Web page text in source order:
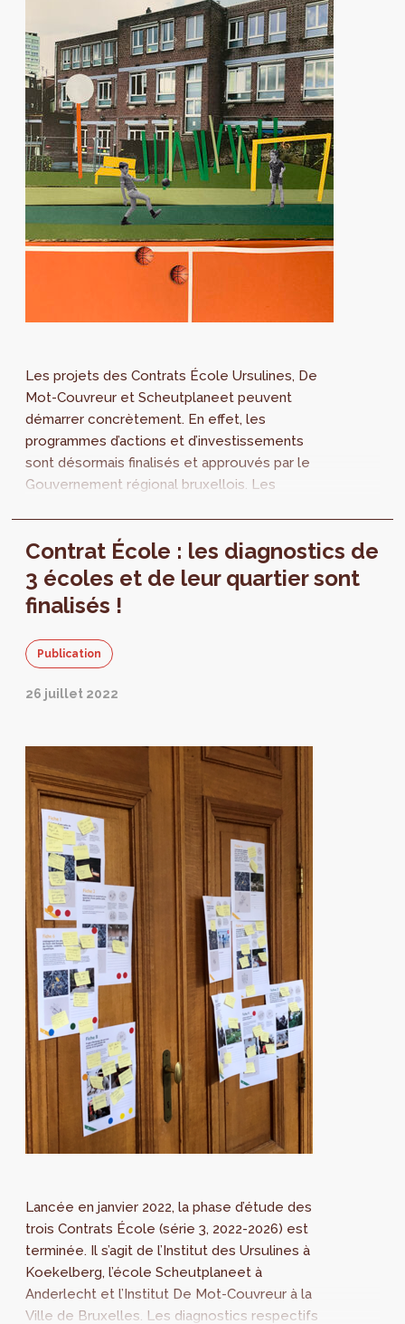
Les projets des Contrats École Ursulines, De
Mot-Couvreur et Scheutplaneet peuvent
démarrer concrètement. En effet, les
programmes d’actions et d’investissements
sont désormais finalisés et approuvés par le
Gouvernement régional bruxellois. Les
quartier.
Contrat École : les diagnostics de
3 écoles et de leur quartier sont
finalisés !
Publication
26 juillet 2022
Lancée en janvier 2022, la phase d’étude des
trois Contrats École (série 3, 2022-2026) est
terminée. Il s’agit de l’Institut des Ursulines à
Koekelberg, l’école Scheutplaneet à
Anderlecht et l’Institut De Mot-Couvreur à la
Ville de Bruxelles. Les diagnostics respectifs